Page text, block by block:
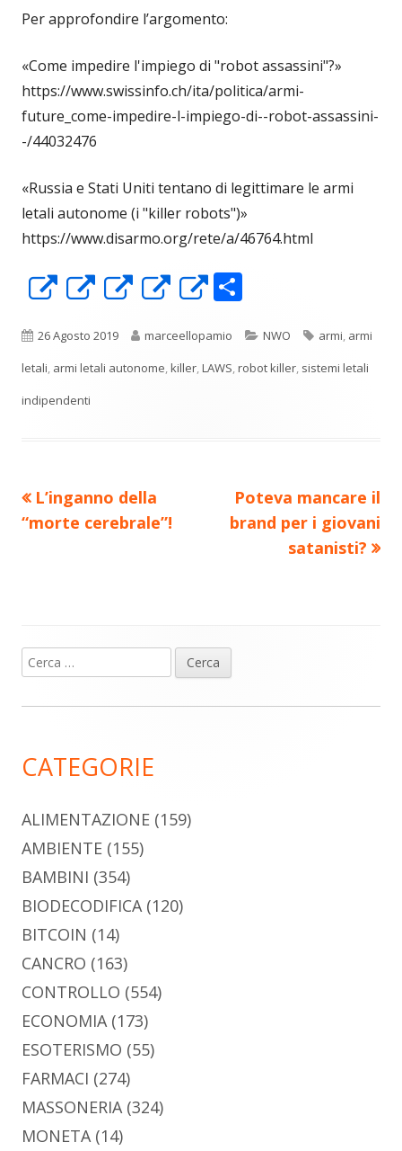
Per approfondire l’argomento:
«Come impedire l'impiego di "robot assassini"?»
https://www.swissinfo.ch/ita/politica/armi-
future_come-impedire-l-impiego-di--robot-assassini-
-/44032476
«Russia e Stati Uniti tentano di legittimare le armi
letali autonome (i "killer robots")»
https://www.disarmo.org/rete/a/46764.html
Apre
una
nuova
finestra
Apre
una
nuova
Apre
una
nuova
Apre
una
nuova
Apre
una
nuova
n
di
Pubblicato
26 Agosto 2019 Autore
marceellopamio Categorie
NWO Tag
armi, armi
letali, armi letali autonome,killer,LAWS,robot killer, sistemi letali
indipendenti
Navigazione
Precedente
articolo:
L’inganno della
“morte cerebrale”!
Nuovo
articolo:
Poteva mancare il
brand per i giovani
satanisti?
Barra
laterale
Ricerca
per:
CATEGORIE
ALIMENTAZIONE (159)
AMBIENTE (155)
BAMBINI (354)
BIODECODIFICA (120)
BITCOIN (14)
CANCRO (163)
CONTROLLO (554)
ECONOMIA (173)
ESOTERISMO (55)
FARMACI (274)
MASSONERIA (324)
MONETA (14)